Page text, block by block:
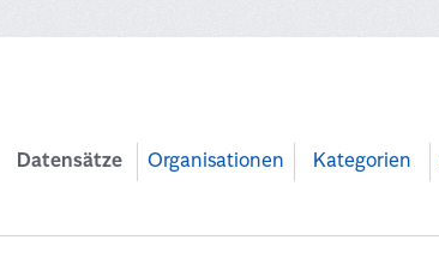
Datensätze Organisationen Kategorien